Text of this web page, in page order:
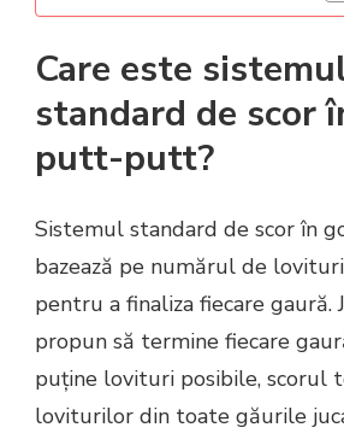
Care este
standard de scor
putt-putt?
Sistemul standard de scor în
bazează pe numărul de
pentru a finaliza fiecare gaură.
propun să termine fiecare
puține lovituri posibile, scorul
loviturilor din toate găurile